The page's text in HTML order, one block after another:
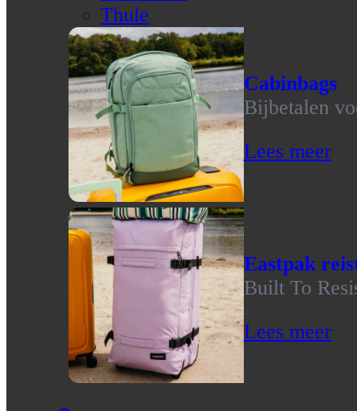
Thule
Cabinbags
Bijbetalen
Lees meer
Eastpak
Built To
Lees meer